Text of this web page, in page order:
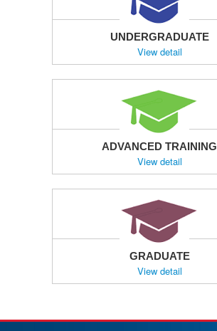
UNDERGRADUATE
View detail
ADVANCED TRAINING
View detail
GRADUATE
View detail